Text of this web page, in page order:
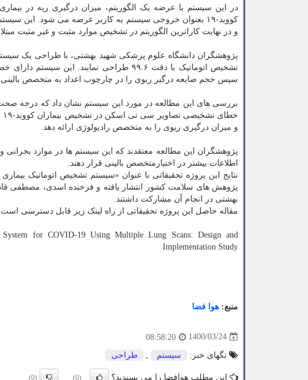
در این سیستم با عرضه یک الگوریتم، میزان درگیری ریه در
و در نهایت کاراترین الگوریتم در تشخیص موارد مثبت و غیر مثبت مبتلا به کووید-۱۹
تشخیص اتوماتیک با دقت ۹۹.۶ طراحی
سپس حجم ضایعه درگیر ریوی را در چارچوب اعداد به متخصص بالینی
و میزان درگیری ریوی را به متخصص رادیولوژی ارائه دهد.
پژوهشگران این مطالعه معتقدند که این سیستم ها در موارد بحرانی
اطلاعات بیشتر در اختیارمتخصص بالینی قرار دهند.
پژوهش های سلامت کشور انتشار یافته و فرخنده اسدی، مصطفی
بهشتی در انجام آن مشارکت داشتند.
مقاله حاصل این پروژه تحقیقاتی از راه لینک زیر قابل دسترسی
System for COVID-19 Using Multiple Lung Scans: Design and
Implementation Study
منبع: هوا فضا
1400/03/24
08:58:20
تگهای خبر: سیستم طراحی
این مطلب هوافضا را می پسندید؟ (0)
(0)